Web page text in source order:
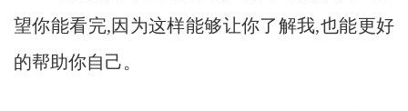
望你能看完,因为这样能够让你了解我,也能更好
的帮助你自己。